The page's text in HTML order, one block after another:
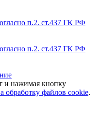
п.2. ст.437 ГК РФ
п.2. ст.437 ГК РФ
и нажимая кнопку
обработку файлов cookie.